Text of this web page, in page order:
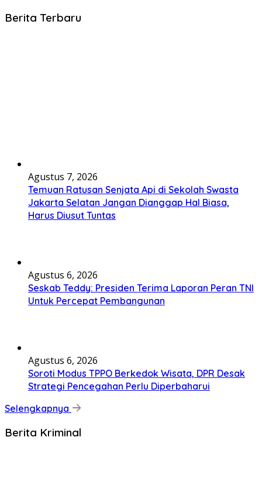
Berita Terbaru
Agustus 7, 2026
Temuan Ratusan Senjata Api di Sekolah Swasta
Jakarta Selatan Jangan Dianggap Hal Biasa,
Harus Diusut Tuntas
Agustus 6, 2026
Seskab Teddy: Presiden Terima Laporan Peran TNI
Untuk Percepat Pembangunan
Agustus 6, 2026
Soroti Modus TPPO Berkedok Wisata, DPR Desak
Strategi Pencegahan Perlu Diperbaharui
Selengkapnya
Berita Kriminal